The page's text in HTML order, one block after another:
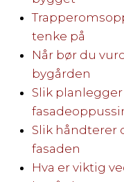
tenke på
Når bør du
bygården
Slik
Slik håndterer
fasaden
Hva er viktig